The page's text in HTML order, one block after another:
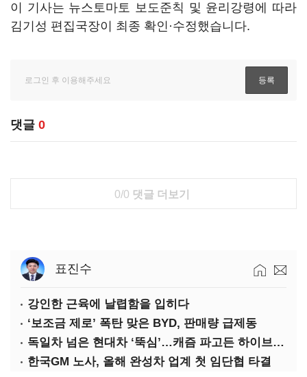
이 기사는 뉴스토마토 보도준칙 및 윤리강령에 따라
김기성 편집국장이 최종 확인·수정했습니다.
댓글 0
0/0 댓글 더보기
표진수
강인한 근육에 날렵함을 입히다
‘보조금 제로’ 폭탄 맞은 BYD, 판매량 급제동
독일차 넘은 현대차 ‘뚝심’…캐즘 파고든 하이브리드 역전극
한국GM 노사, 올해 완성차 업계 첫 임단협 타결